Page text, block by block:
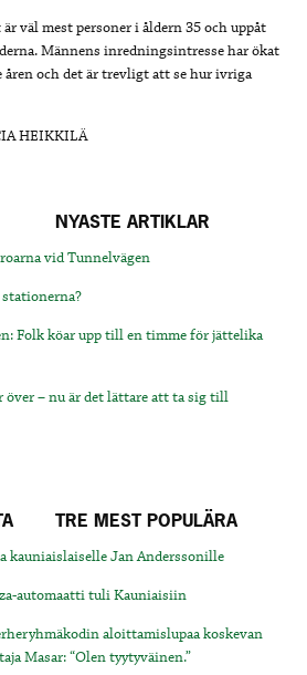
väl mest personer i åldern 35 och uppåt
Männens inredningsintresse har ökat
åren och det är trevligt att se hur ivriga
HEIKKILÄ
NYASTE ARTIKLAR
vid Tunnelvägen
Folk köar upp till en timme för jättelika
över – nu är det lättare att ta sig till
TRE MEST POPULÄRA
kauniaislaiselle Jan Anderssonille
automaatti tuli Kauniaisiin
aloittamislupaa koskevan
Masar: “Olen tyytyväinen.”